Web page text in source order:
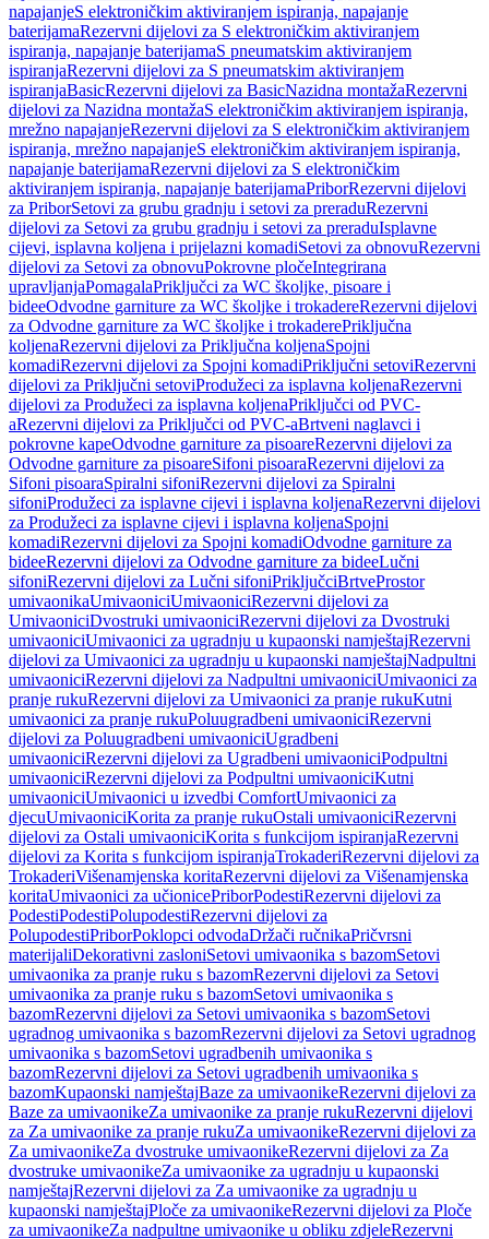
napajanjeS elektroničkim aktiviranjem ispiranja, napajanje
baterijamaRezervni dijelovi za S elektroničkim aktiviranjem
ispiranja, napajanje baterijamaS pneumatskim aktiviranjem
ispiranjaRezervni dijelovi za S pneumatskim aktiviranjem
ispiranjaBasicRezervni dijelovi za BasicNazidna montažaRezervni
dijelovi za Nazidna montažaS elektroničkim aktiviranjem ispiranja,
mrežno napajanjeRezervni dijelovi za S elektroničkim aktiviranjem
ispiranja, mrežno napajanjeS elektroničkim aktiviranjem ispiranja,
napajanje baterijamaRezervni dijelovi za S elektroničkim
aktiviranjem ispiranja, napajanje baterijamaPriborRezervni dijelovi
za PriborSetovi za grubu gradnju i setovi za preraduRezervni
dijelovi za Setovi za grubu gradnju i setovi za preraduIsplavne
cijevi, isplavna koljena i prijelazni komadiSetovi za obnovuRezervni
dijelovi za Setovi za obnovuPokrovne pločeIntegrirana
upravljanjaPomagalaPriključci za WC školjke, pisoare i
bideeOdvodne garniture za WC školjke i trokadereRezervni dijelovi
za Odvodne garniture za WC školjke i trokaderePriključna
koljenaRezervni dijelovi za Priključna koljenaSpojni
komadiRezervni dijelovi za Spojni komadiPriključni setoviRezervni
dijelovi za Priključni setoviProdužeci za isplavna koljenaRezervni
dijelovi za Produžeci za isplavna koljenaPriključci od PVC-
aRezervni dijelovi za Priključci od PVC-aBrtveni naglavci i
pokrovne kapeOdvodne garniture za pisoareRezervni dijelovi za
Odvodne garniture za pisoareSifoni pisoaraRezervni dijelovi za
Sifoni pisoaraSpiralni sifoniRezervni dijelovi za Spiralni
sifoniProdužeci za isplavne cijevi i isplavna koljenaRezervni dijelovi
za Produžeci za isplavne cijevi i isplavna koljenaSpojni
komadiRezervni dijelovi za Spojni komadiOdvodne garniture za
bideeRezervni dijelovi za Odvodne garniture za bideeLučni
sifoniRezervni dijelovi za Lučni sifoniPriključciBrtveProstor
umivaonikaUmivaoniciUmivaoniciRezervni dijelovi za
UmivaoniciDvostruki umivaoniciRezervni dijelovi za Dvostruki
umivaoniciUmivaonici za ugradnju u kupaonski namještajRezervni
dijelovi za Umivaonici za ugradnju u kupaonski namještajNadpultni
umivaoniciRezervni dijelovi za Nadpultni umivaoniciUmivaonici za
pranje rukuRezervni dijelovi za Umivaonici za pranje rukuKutni
umivaonici za pranje rukuPoluugradbeni umivaoniciRezervni
dijelovi za Poluugradbeni umivaoniciUgradbeni
umivaoniciRezervni dijelovi za Ugradbeni umivaoniciPodpultni
umivaoniciRezervni dijelovi za Podpultni umivaoniciKutni
umivaoniciUmivaonici u izvedbi ComfortUmivaonici za
djecuUmivaoniciKorita za pranje rukuOstali umivaoniciRezervni
dijelovi za Ostali umivaoniciKorita s funkcijom ispiranjaRezervni
dijelovi za Korita s funkcijom ispiranjaTrokaderiRezervni dijelovi za
TrokaderiVišenamjenska koritaRezervni dijelovi za Višenamjenska
koritaUmivaonici za učionicePriborPodestiRezervni dijelovi za
PodestiPodestiPolupodestiRezervni dijelovi za
PolupodestiPriborPoklopci odvodaDržači ručnikaPričvrsni
materijaliDekorativni zasloniSetovi umivaonika s bazomSetovi
umivaonika za pranje ruku s bazomRezervni dijelovi za Setovi
umivaonika za pranje ruku s bazomSetovi umivaonika s
bazomRezervni dijelovi za Setovi umivaonika s bazomSetovi
ugradnog umivaonika s bazomRezervni dijelovi za Setovi ugradnog
umivaonika s bazomSetovi ugradbenih umivaonika s
bazomRezervni dijelovi za Setovi ugradbenih umivaonika s
bazomKupaonski namještajBaze za umivaonikeRezervni dijelovi za
Baze za umivaonikeZa umivaonike za pranje rukuRezervni dijelovi
za Za umivaonike za pranje rukuZa umivaonikeRezervni dijelovi za
Za umivaonikeZa dvostruke umivaonikeRezervni dijelovi za Za
dvostruke umivaonikeZa umivaonike za ugradnju u kupaonski
namještajRezervni dijelovi za Za umivaonike za ugradnju u
kupaonski namještajPloče za umivaonikeRezervni dijelovi za Ploče
za umivaonikeZa nadpultne umivaonike u obliku zdjeleRezervni